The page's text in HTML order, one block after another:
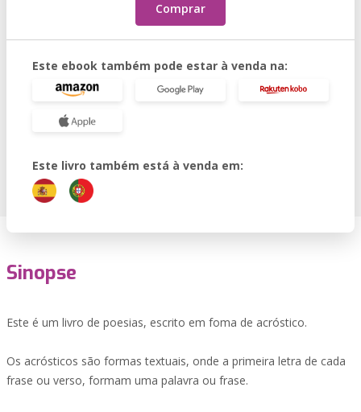
Comprar
Este ebook também pode estar à venda na:
Este livro também está à venda em:
Sinopse
Este é um livro de poesias, escrito em foma de acróstico.
Os acrósticos são formas textuais, onde a primeira letra de cada
frase ou verso, formam uma palavra ou frase.